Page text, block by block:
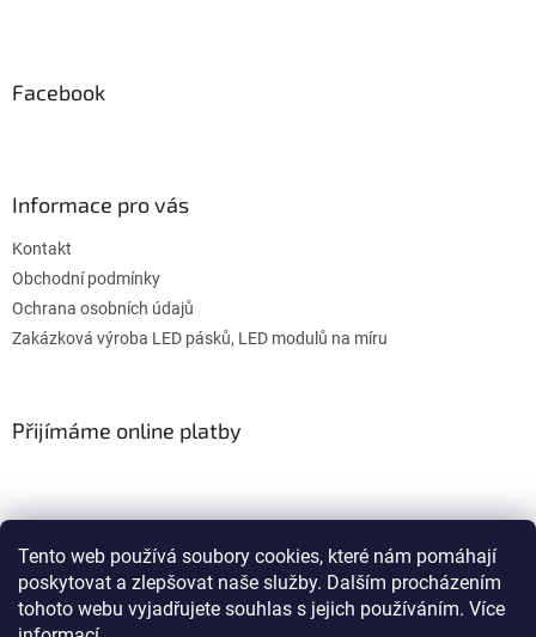
Tento web používá soubory cookies, které nám pomáhají
poskytovat a zlepšovat naše služby. Dalším procházením
tohoto webu vyjadřujete souhlas s jejich používáním. Více
Facebook
Informace pro vás
Kontakt
Obchodní podmínky
Ochrana osobních údajů
Zakázková výroba LED pásků, LED modulů na míru
Přijímáme online platby
WULITON